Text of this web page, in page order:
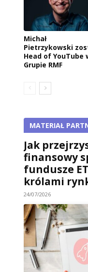
Michał
Pietrzykowski
Head of YouTube
Grupie RMF
MATERIAŁ
Jak
finansowy
fundusze
królami
24/07/2026